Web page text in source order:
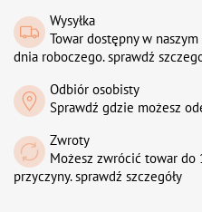
Wysyłka
Towar dostępny w
dnia roboczego. sprawdź
Odbiór osobisty
Sprawdź gdzie możesz
Zwroty
Możesz zwrócić towar do
przyczyny. sprawdź szczegóły